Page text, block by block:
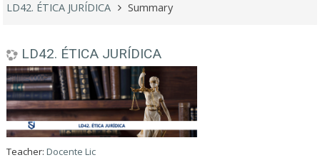
LD42. ÉTICA JURÍDICA
Summary
LD42. ÉTICA JURÍDICA
Teacher:Docente Lic